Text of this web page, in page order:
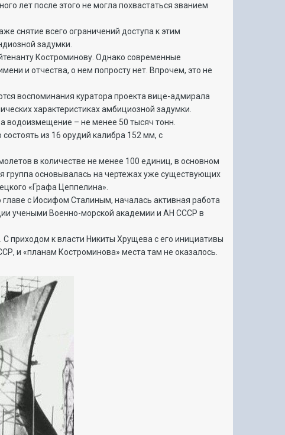
лет после этого не могла похвастаться званием
снятие всего ограничений доступа к этим
задумки.
Костроминову. Однако современные
и отчества, о нем попросту нет. Впрочем, это не
воспоминания куратора проекта вице-адмирала
характеристиках амбициозной задумки.
а водоизмещение – не менее 50 тысяч тонн.
из 16 орудий калибра 152 мм, с
в количестве не менее 100 единиц, в основном
группа основывалась на чертежах уже существующих
«Графа Цеппелина».
главе с Иосифом Сталиным, началась активная работа
учеными Военно-морской академии и АН СССР в
приходом к власти Никиты Хрущева с его инициативы
и «планам Костроминова» места там не оказалось.